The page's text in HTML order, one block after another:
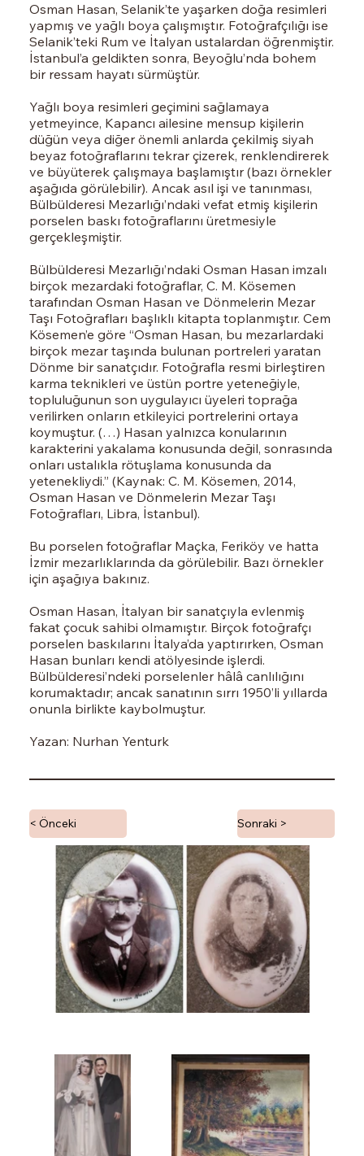
Osman Hasan, Selanik’te yaşarken doğa resimleri
yapmış ve yağlı boya çalışmıştır. Fotoğrafçılığı ise
Selanik’teki Rum ve İtalyan ustalardan öğrenmiştir.
İstanbul’a geldikten sonra, Beyoğlu’nda bohem
bir ressam hayatı sürmüştür.
Yağlı boya resimleri geçimini sağlamaya
yetmeyince, Kapancı ailesine mensup kişilerin
düğün veya diğer önemli anlarda çekilmiş siyah
beyaz fotoğraflarını tekrar çizerek, renklendirerek
ve büyüterek çalışmaya başlamıştır (bazı örnekler
aşağıda görülebilir). Ancak asıl işi ve tanınması,
Bülbülderesi Mezarlığı’ndaki vefat etmiş kişilerin
porselen baskı fotoğraflarını üretmesiyle
gerçekleşmiştir.
Bülbülderesi Mezarlığı’ndaki Osman Hasan imzalı
birçok mezardaki fotoğraflar, C. M. Kösemen
tarafından Osman Hasan ve Dönmelerin Mezar
Taşı Fotoğrafları başlıklı kitapta toplanmıştır. Cem
Kösemen’e göre “Osman Hasan, bu mezarlardaki
birçok mezar taşında bulunan portreleri yaratan
Dönme bir sanatçıdır. Fotoğrafla resmi birleştiren
karma teknikleri ve üstün portre yeteneğiyle,
topluluğunun son uygulayıcı üyeleri toprağa
verilirken onların etkileyici portrelerini ortaya
koymuştur. (…) Hasan yalnızca konularının
karakterini yakalama konusunda değil, sonrasında
onları ustalıkla rötuşlama konusunda da
yetenekliydi.” (Kaynak: C. M. Kösemen, 2014,
Osman Hasan ve Dönmelerin Mezar Taşı
Fotoğrafları, Libra, İstanbul).
Bu porselen fotoğraflar Maçka, Feriköy ve hatta
İzmir mezarlıklarında da görülebilir. Bazı örnekler
için aşağıya bakınız.
Osman Hasan, İtalyan bir sanatçıyla evlenmiş
fakat çocuk sahibi olmamıştır. Birçok fotoğrafçı
porselen baskılarını İtalya’da yaptırırken, Osman
Hasan bunları kendi atölyesinde işlerdi.
Bülbülderesi’ndeki porselenler hâlâ canlılığını
korumaktadır; ancak sanatının sırrı 1950’li yıllarda
onunla birlikte kaybolmuştur.
Yazan: Nurhan Yenturk
< Önceki Sonraki >